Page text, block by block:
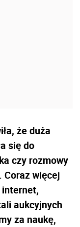
że duża
się do
czy rozmowy
Coraz więcej
aukcyjnych
za naukę,